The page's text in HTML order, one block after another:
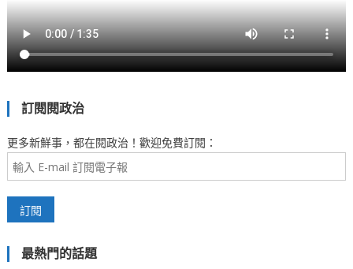
訂閱閱政治
更多新鮮事，都在閱政治！歡迎免費訂閱：
最熱門的話題